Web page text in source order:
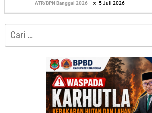
ATR/BPN Banggai 2026 5 Juli 2026
Cari
untuk: